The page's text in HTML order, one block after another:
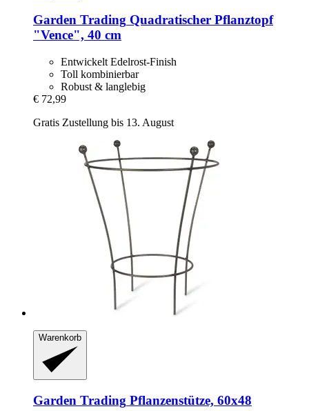
Garden Trading Quadratischer Pflanztopf
"Vence", 40 cm
Entwickelt Edelrost-Finish
Toll kombinierbar
Robust & langlebig
€ 72,99
Gratis Zustellung bis 13. August
Warenkorb
Garden Trading Pflanzenstütze, 60x48